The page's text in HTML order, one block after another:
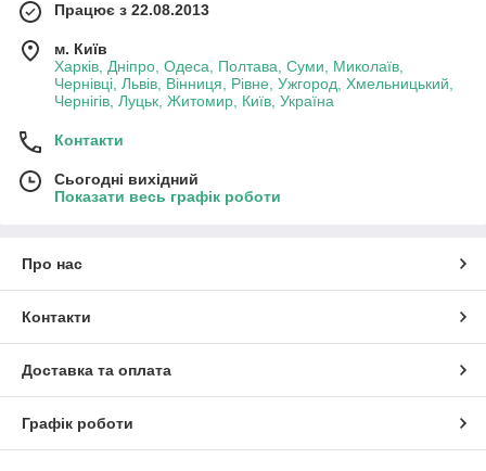
Працює з 22.08.2013
м. Київ
Харків, Дніпро, Одеса, Полтава, Суми, Миколаїв,
Чернівці, Львів, Вінниця, Рівне, Ужгород, Хмельницький,
Чернігів, Луцьк, Житомир, Київ, Україна
Контакти
Сьогодні вихідний
Показати весь графік роботи
Про нас
Контакти
Доставка та оплата
Графік роботи